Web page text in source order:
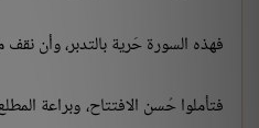
فهذه السورة حَرية بالتدبر، وأن
فتأملوا حُسن الافتتاح، وبراعة